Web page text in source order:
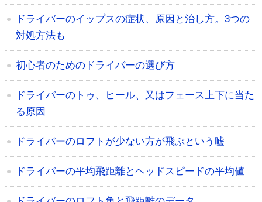
ドライバーのイップスの症状、原因と治し方。3つの
対処方法も
初心者のためのドライバーの選び方
ドライバーのトゥ、ヒール、又はフェース上下に当た
る原因
ドライバーのロフトが少ない方が飛ぶという嘘
ドライバーの平均飛距離とヘッドスピードの平均値